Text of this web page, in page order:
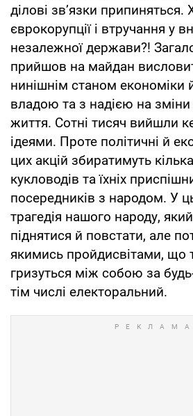
ділові зв’язки припиняться.
єврокорупції і втручання у
незалежної держави?!
прийшов на майдан
нинішнім станом економіки
владою та з надією на
життя. Сотні тисяч вийшли
ідеями. Проте політичні й
цих акцій збиратимуть
кукловодів та їхніх
посередників з народом. У
трагедія нашого народу,
піднятися й повстати, але
якимись пройдисвітами, що
гризуться між собою за
тім числі електоральний.